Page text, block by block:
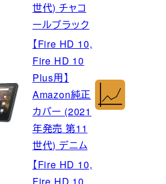
世代) チャコ
ールブラック
【Fire HD 10,
Fire HD 10
Plus用】
Amazon純正
カバー (2021
年発売 第11
世代) デニム
【Fire HD 10,